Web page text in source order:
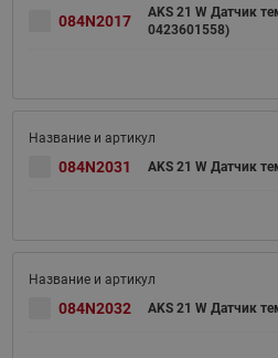
084N2017
AKS 21 W Датчик
0423601558)
084N2031 AKS 21 W Датчик
084N2032 AKS 21 W Датчик